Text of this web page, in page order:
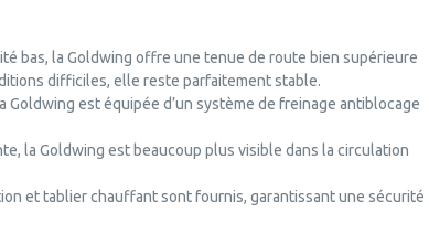
bas, la Goldwing offre une tenue de route bien supérieure
difficiles, elle reste parfaitement stable.
est équipée d’un système de freinage antiblocage
la Goldwing est beaucoup plus visible dans la circulation
et tablier chauffant sont fournis, garantissant une sécurité